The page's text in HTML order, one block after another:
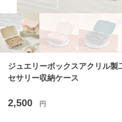
ジュエリーボックスアクリル製
セサリー収納ケース
2,500 円